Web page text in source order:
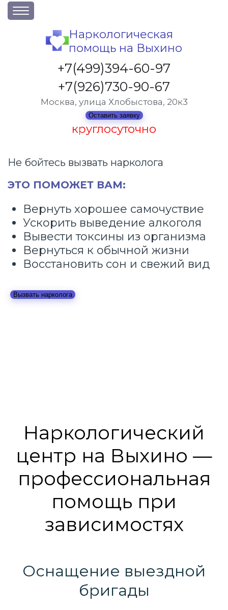
О клинике
Акции
Вакансии
Лицензии
Статьи
Отзывы
Вопрос-ответ
Наркологическая
помощь на Выхино
+7(499)394-60-97
+7(926)730-90-67
Москва, улица Хлобыстова, 20к3
Оставить заявку
круглосуточно
Не бойтесь вызвать нарколога
ЭТО ПОМОЖЕТ ВАМ:
Вернуть хорошее самочуствие
Ускорить выведение алкоголя
Вывести токсины из организма
Вернуться к обычной жизни
Восстановить сон и свежий вид
Вызвать нарколога
Наркологический
центр на Выхино —
профессиональная
помощь при
зависимостях
Оснащение выездной
бригады